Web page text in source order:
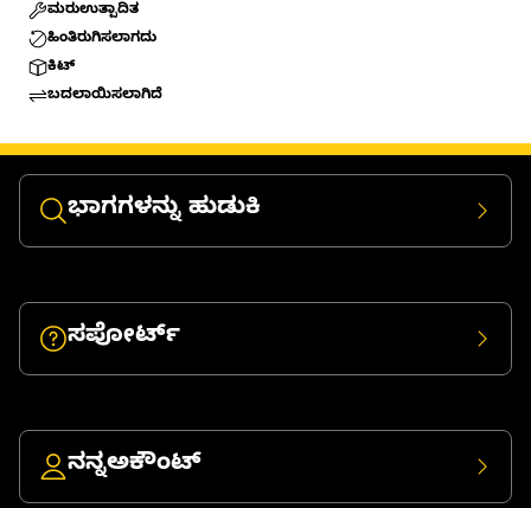
ಮರುಉತ್ಪಾದಿತ
ಹಿಂತಿರುಗಿಸಲಾಗದು
ಕಿಟ್
ಬದಲಾಯಿಸಲಾಗಿದೆ
ಭಾಗಗಳನ್ನು ಹುಡುಕಿ
ಸಪೋರ್ಟ್
ನನ್ನಅಕೌಂಟ್